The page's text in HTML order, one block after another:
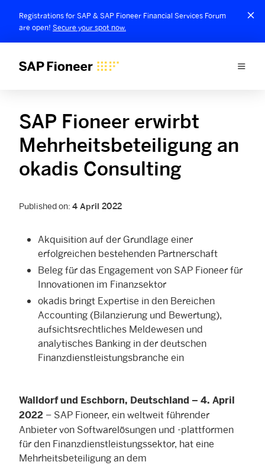
Registrations for SAP & SAP Fioneer Financial Services Forum
are open! Secure your spot now.
SAP Fioneer erwirbt
Mehrheitsbeteiligung an
okadis Consulting
Published on: 4 April 2022
Akquisition auf der Grundlage einer
erfolgreichen bestehenden Partnerschaft
Beleg für das Engagement von SAP Fioneer für
Innovationen im Finanzsektor
okadis bringt Expertise in den Bereichen
Accounting (Bilanzierung und Bewertung),
aufsichtsrechtliches Meldewesen und
analytisches Banking in der deutschen
Finanzdienstleistungsbranche ein
Walldorf und Eschborn, Deutschland – 4. April
2022 – SAP Fioneer, ein weltweit führender
Anbieter von Softwarelösungen und -plattformen
für den Finanzdienstleistungssektor, hat eine
Mehrheitsbeteiligung an dem